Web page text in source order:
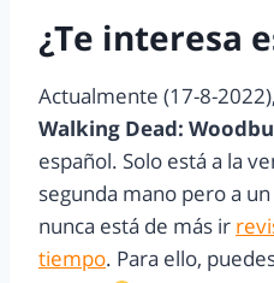
¿Te interesa
Actualmente (17-8-
Walking Dead:
español. Solo está a la
segunda mano pero a
nunca está de más ir
tiempo. Para ello,